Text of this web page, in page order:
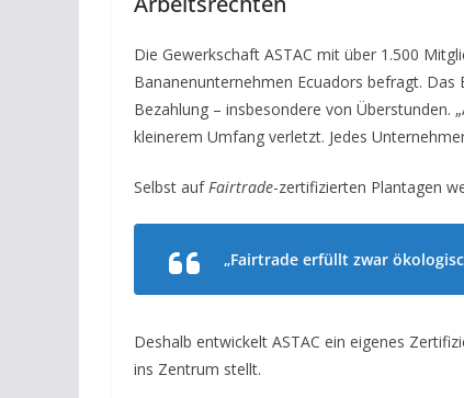
Die Gewerkschaft ASTAC mit über 1.500
Bananenunternehmen Ecuadors befragt.
Bezahlung – insbesondere von Überstunden.
kleinerem Umfang verletzt. Jedes
Selbst aufFairtrade-zertifizierten Plantagen
„Fairtrade erfüllt zwar
Deshalb entwickelt ASTAC ein eigenes
ins Zentrum stellt.